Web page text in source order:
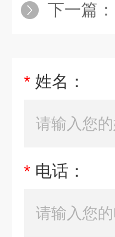
下一篇：
* 姓名：
* 电话：